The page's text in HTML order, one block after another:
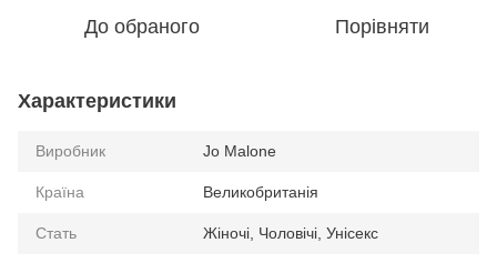
До обраного Порівняти
Характеристики
Виробник Jo Malone
Країна Великобританія
Стать Жіночі, Чоловічі, Унісекс